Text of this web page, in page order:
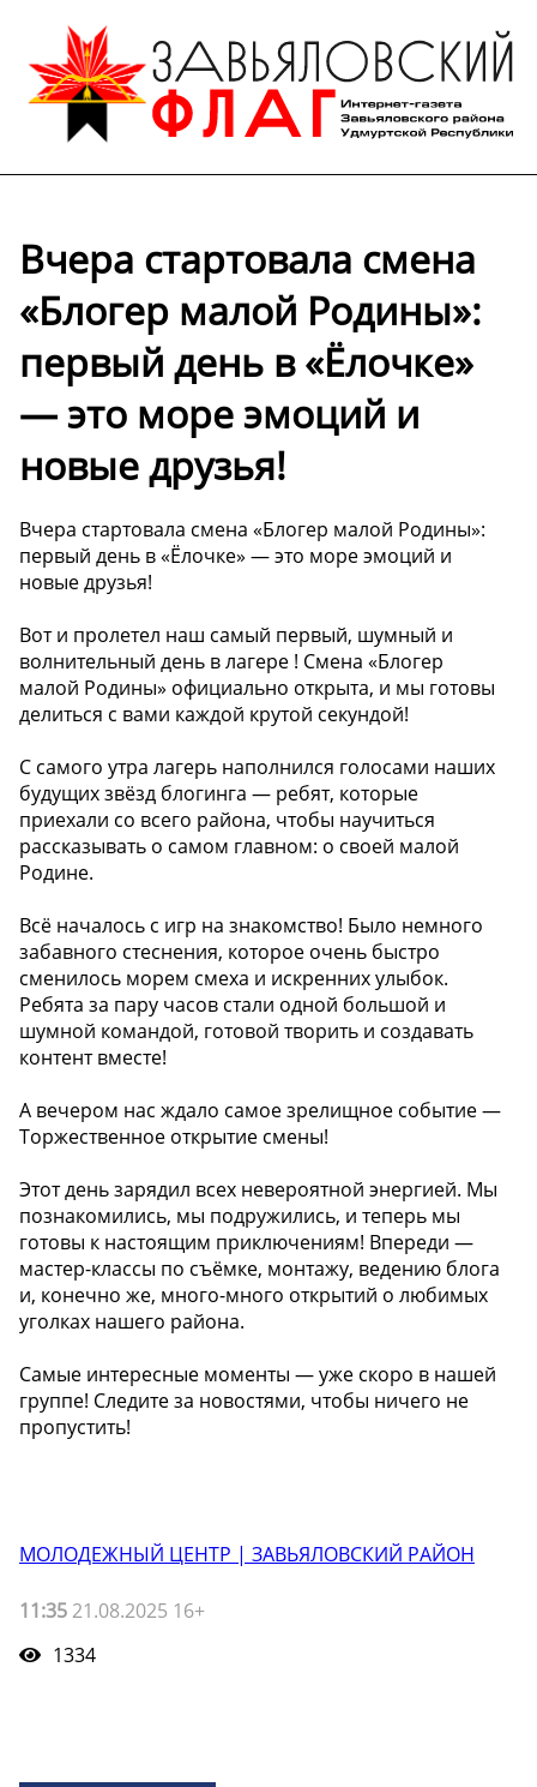
Вчера стартовала смена
«Блогер малой Родины»:
первый день в «Ёлочке»
— это море эмоций и
новые друзья!
Вчера стартовала смена «Блогер малой Родины»:
первый день в «Ёлочке» — это море эмоций и
новые друзья!
Вот и пролетел наш самый первый, шумный и
волнительный день в лагере ! Смена «Блогер
малой Родины» официально открыта, и мы готовы
делиться с вами каждой крутой секундой!
С самого утра лагерь наполнился голосами наших
будущих звёзд блогинга — ребят, которые
приехали со всего района, чтобы научиться
рассказывать о самом главном: о своей малой
Родине.
Всё началось с игр на знакомство! Было немного
забавного стеснения, которое очень быстро
сменилось морем смеха и искренних улыбок.
Ребята за пару часов стали одной большой и
шумной командой, готовой творить и создавать
контент вместе!
А вечером нас ждало самое зрелищное событие —
Торжественное открытие смены!
Этот день зарядил всех невероятной энергией. Мы
познакомились, мы подружились, и теперь мы
готовы к настоящим приключениям! Впереди —
мастер-классы по съёмке, монтажу, ведению блога
и, конечно же, много-много открытий о любимых
уголках нашего района.
Самые интересные моменты — уже скоро в нашей
группе! Следите за новостями, чтобы ничего не
пропустить!
МОЛОДЕЖНЫЙ ЦЕНТР | ЗАВЬЯЛОВСКИЙ РАЙОН
11:35 21.08.2025 16+
1334